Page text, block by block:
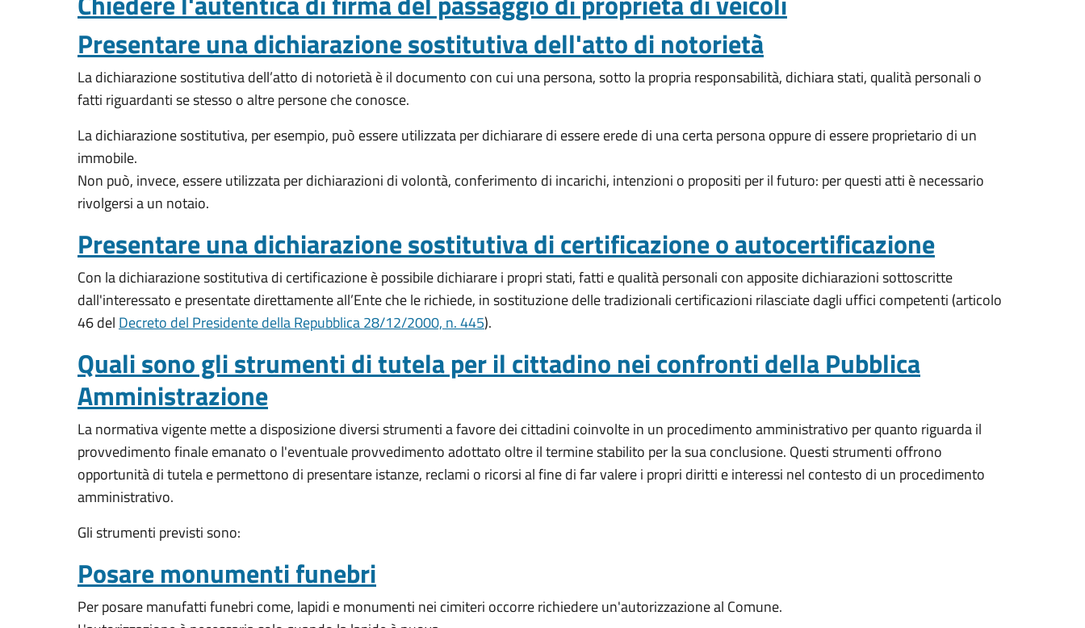
Presentare una dichiarazione sostitutiva dell'atto di notorietà
La dichiarazione sostitutiva dell’atto di notorietà è il documento con cui una persona, sotto la propria responsabilità, dichiara stati, qualità personali o
fatti riguardanti se stesso o altre persone che conosce.
La dichiarazione sostitutiva, per esempio, può essere utilizzata per dichiarare di essere erede di una certa persona oppure di essere proprietario di un
immobile.
Non può, invece, essere utilizzata per dichiarazioni di volontà, conferimento di incarichi, intenzioni o propositi per il futuro: per questi atti è necessario
rivolgersi a un notaio.
Presentare una dichiarazione sostitutiva di certificazione o autocertificazione
Con la dichiarazione sostitutiva di certificazione è possibile dichiarare i propri stati, fatti e qualità personali con apposite dichiarazioni sottoscritte
dall'interessato e presentate direttamente all’Ente che le richiede, in sostituzione delle tradizionali certificazioni rilasciate dagli uffici competenti (articolo
46 del Decreto del Presidente della Repubblica 28/12/2000, n. 445).
Quali sono gli strumenti di tutela per il cittadino nei confronti della Pubblica
Amministrazione
La normativa vigente mette a disposizione diversi strumenti a favore dei cittadini coinvolte in un procedimento amministrativo per quanto riguarda il
provvedimento finale emanato o l'eventuale provvedimento adottato oltre il termine stabilito per la sua conclusione. Questi strumenti offrono
opportunità di tutela e permettono di presentare istanze, reclami o ricorsi al fine di far valere i propri diritti e interessi nel contesto di un procedimento
amministrativo.
Gli strumenti previsti sono:
Posare monumenti funebri
Per posare manufatti funebri come, lapidi e monumenti nei cimiteri occorre richiedere un'autorizzazione al Comune.